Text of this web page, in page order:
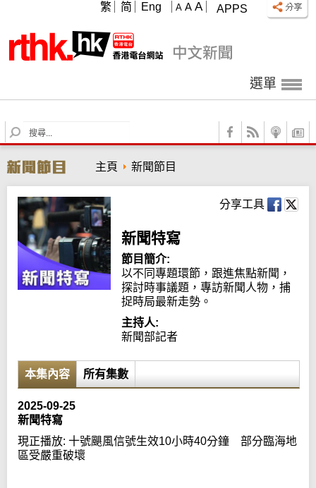
APPS
A A A
繁 简 Eng
選單
S
e
r
c
h
主頁 新聞節目
分享工具
新聞特寫
節目簡介:
以不同專題環節，跟進焦點新聞，
探討時事議題，專訪新聞人物，捕
捉時局最新走勢。
主持人:
新聞部記者
本集內容 所有集數
2025-09-25
新聞特寫
現正播放: 十號颶風信號生效10小時40分鐘 部分臨海地
區受嚴重破壞